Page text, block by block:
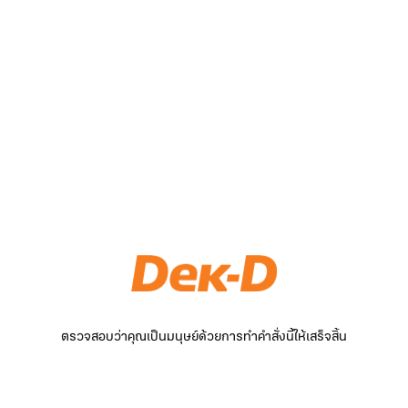
ตรวจสอบว่าคุณเป็นมนุษย์ด้วยการทำคำสั่งนี้ให้เสร็จสิ้น